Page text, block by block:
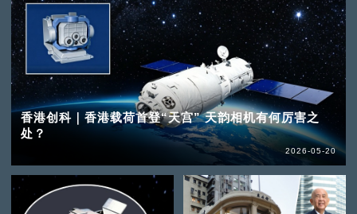
香港创科｜香港载荷首登“天宫” 天韵相机有何厉害之
处？
2026-05-20